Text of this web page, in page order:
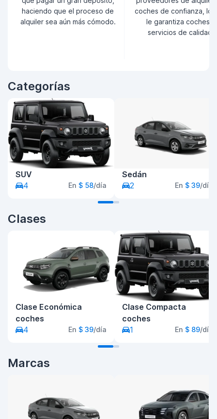
haciendo que el proceso de
alquiler sea aún más cómodo.
coches de confianza, lo
le garantiza coches y
servicios de calidad.
Categorías
SUV
4
En $ 58/día
Sedán
2
En $ 39/día
Clases
Clase Económica
coches
4
En $ 39/día
Clase Compacta
coches
1
En $ 89/día
Marcas